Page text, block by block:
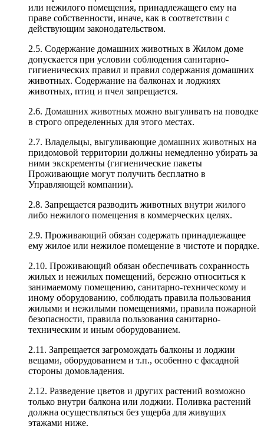
или нежилого помещения, принадлежащего ему на
праве собственности, иначе, как в соответствии с
действующим законодательством.
2.5. Содержание домашних животных в Жилом доме
допускается при условии соблюдения санитарно-
гигиенических правил и правил содержания домашних
животных. Содержание на балконах и лоджиях
животных, птиц и пчел запрещается.
2.6. Домашних животных можно выгуливать на поводке
в строго определенных для этого местах.
2.7. Владельцы, выгуливающие домашних животных на
придомовой территории должны немедленно убирать за
ними экскременты (гигиенические пакеты
Проживающие могут получить бесплатно в
Управляющей компании).
2.8. Запрещается разводить животных внутри жилого
либо нежилого помещения в коммерческих целях.
2.9. Проживающий обязан содержать принадлежащее
ему жилое или нежилое помещение в чистоте и порядке.
2.10. Проживающий обязан обеспечивать сохранность
жилых и нежилых помещений, бережно относиться к
занимаемому помещению, санитарно-техническому и
иному оборудованию, соблюдать правила пользования
жилыми и нежилыми помещениями, правила пожарной
безопасности, правила пользования санитарно-
техническим и иным оборудованием.
2.11. Запрещается загромождать балконы и лоджии
вещами, оборудованием и т.п., особенно с фасадной
стороны домовладения.
2.12. Разведение цветов и других растений возможно
только внутри балкона или лоджии. Поливка растений
должна осуществляться без ущерба для живущих
этажами ниже.